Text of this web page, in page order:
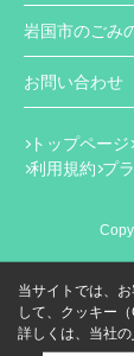
岩国市のごみ
お問い合わせ
トップページ
利用規約 プ
当サイトでは、
して、クッキー
詳しくは、当社の